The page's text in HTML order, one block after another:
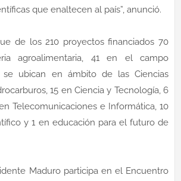
que enaltecen al país”, anunció.
de los 210 proyectos financiados 70
agroalimentaria, 41 en el campo
se ubican en ámbito de las Ciencias
15 en Ciencia y Tecnología, 6
Telecomunicaciones e Informática, 10
y 1 en educación para el futuro de
Maduro participa en el Encuentro